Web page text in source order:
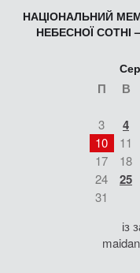
НАЦІОНАЛЬНИЙ
НЕБЕСНОЇ СОТНІ
П В
3 4
10
11
17
18
24
25
31
із